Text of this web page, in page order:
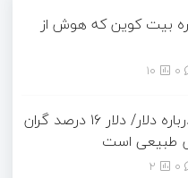
بیت کوین که هوش از
10
اظهارات همتی درباره دلار/ دلار ۱۶ درصد گران
طبیعی است
2